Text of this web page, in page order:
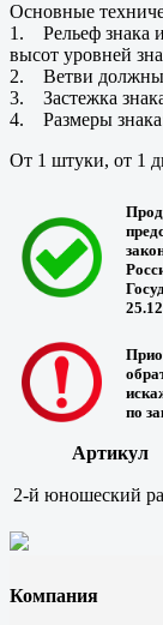
Основные
1. Рельеф знака
высот уровней
2. Ветви должны
3. Застежка
4. Размеры
От 1 штуки, от 1
по
Артикул
2-й юношеский
Компания